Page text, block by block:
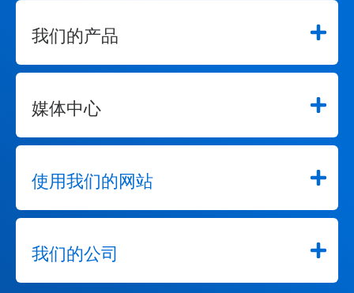
我们的产品
媒体中心
使用我们的网站
我们的公司